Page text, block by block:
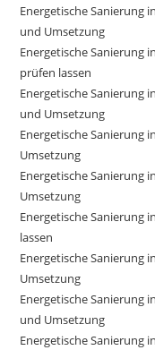
Energetische Sanierung
und Umsetzung
Energetische Sanierung
prüfen lassen
Energetische Sanierung
und Umsetzung
Energetische Sanierung
Umsetzung
Energetische Sanierung
Umsetzung
Energetische Sanierung
lassen
Energetische Sanierung
Umsetzung
Energetische Sanierung
und Umsetzung
Energetische Sanierung